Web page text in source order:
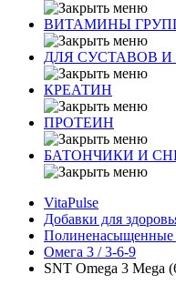
ВИТАМИНЫ
ДЛЯ СУСТАВОВ И
КРЕАТИН
ПРОТЕИН
БАТОНЧИКИ И
VitaPulse
Добавки для
Омега 3 / 3-6-9
SNT Omega 3 Mega